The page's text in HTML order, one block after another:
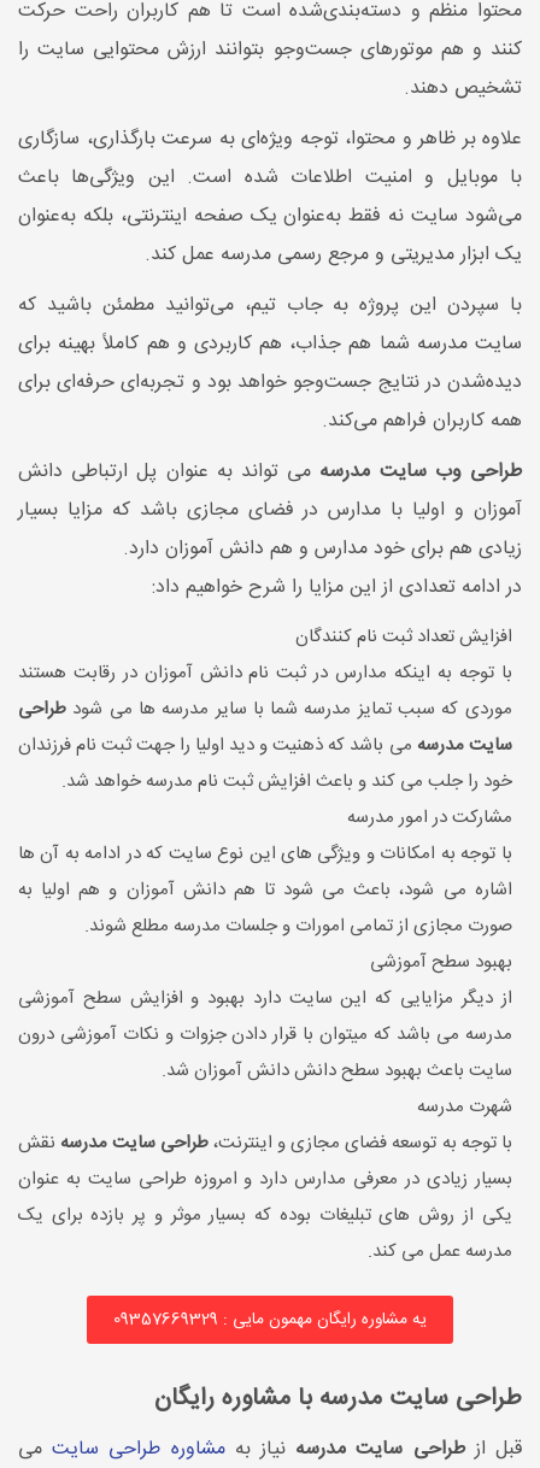
محتوا منظم و دسته‌بندی‌شده است تا هم کاربران راحت حرکت
کنند و هم موتورهای جست‌وجو بتوانند ارزش محتوایی سایت را
تشخیص دهند.
علاوه بر ظاهر و محتوا، توجه ویژه‌ای به سرعت بارگذاری، سازگاری
با موبایل و امنیت اطلاعات شده است. این ویژگی‌ها باعث
می‌شود سایت نه فقط به‌عنوان یک صفحه اینترنتی، بلکه به‌عنوان
یک ابزار مدیریتی و مرجع رسمی مدرسه عمل کند.
با سپردن این پروژه به جاب تیم، می‌توانید مطمئن باشید که
سایت مدرسه شما هم جذاب، هم کاربردی و هم کاملاً بهینه برای
دیده‌شدن در نتایج جست‌وجو خواهد بود و تجربه‌ای حرفه‌ای برای
همه کاربران فراهم می‌کند.
طراحی وب سایت مدرسه می تواند به عنوان پل ارتباطی دانش
آموزان و اولیا با مدارس در فضای مجازی باشد که مزایا بسیار
زیادی هم برای خود مدارس و هم دانش آموزان دارد.
در ادامه تعدادی از این مزایا را شرح خواهیم داد:
افزایش تعداد ثبت نام کنندگان
با توجه به اینکه مدارس در ثبت نام دانش آموزان در رقابت هستند
موردی که سبب تمایز مدرسه شما با سایر مدرسه ها می شود طراحی
سایت مدرسه می باشد که ذهنیت و دید اولیا را جهت ثبت نام فرزندان
خود را جلب می کند و باعث افزایش ثبت نام مدرسه خواهد شد.
مشارکت در امور مدرسه
با توجه به امکانات و ویژگی های این نوع سایت که در ادامه به آن ها
اشاره می شود، باعث می شود تا هم دانش آموزان و هم اولیا به
صورت مجازی از تمامی امورات و جلسات مدرسه مطلع شوند.
بهبود سطح آموزشی
از دیگر مزایایی که این سایت دارد بهبود و افزایش سطح آموزشی
مدرسه می باشد که میتوان با قرار دادن جزوات و نکات آموزشی درون
سایت باعث بهبود سطح دانش دانش آموزان شد.
شهرت مدرسه
با توجه به توسعه فضای مجازی و اینترنت،طراحی سایت مدرسه نقش
بسیار زیادی در معرفی مدارس دارد و امروزه طراحی سایت به عنوان
یکی از روش های تبلیغات بوده که بسیار موثر و پر بازده برای یک
مدرسه عمل می کند.
یه مشاوره رایگان مهمون مایی : 09357669329
طراحی سایت مدرسه با مشاوره رایگان
قبل ازطراحی سایت مدرسه نیاز بهمشاوره طراحی سایتمی